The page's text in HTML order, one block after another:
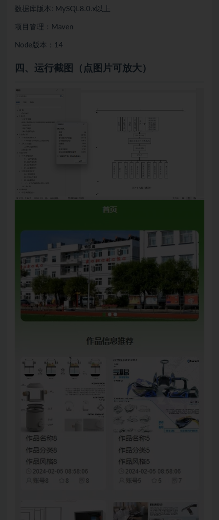
数据库版本: MySQL8.0.x以上
项目管理：Maven
Node版本：14
四、 运行截图（点图片可放大）